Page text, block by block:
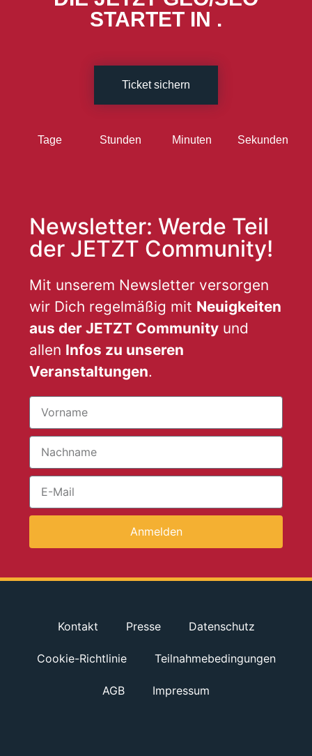
STARTET IN .
Ticket sichern
Tage Stunden Minuten Sekunden
Newsletter: Werde Teil
der JETZT Community!
Mit unserem Newsletter versorgen
wir Dich regelmäßig mit Neuigkeiten
aus der JETZT Community und
allen Infos zu unseren
Veranstaltungen.
Anmelden
Kontakt Presse Datenschutz
Cookie-Richtlinie Teilnahmebedingungen
AGB Impressum